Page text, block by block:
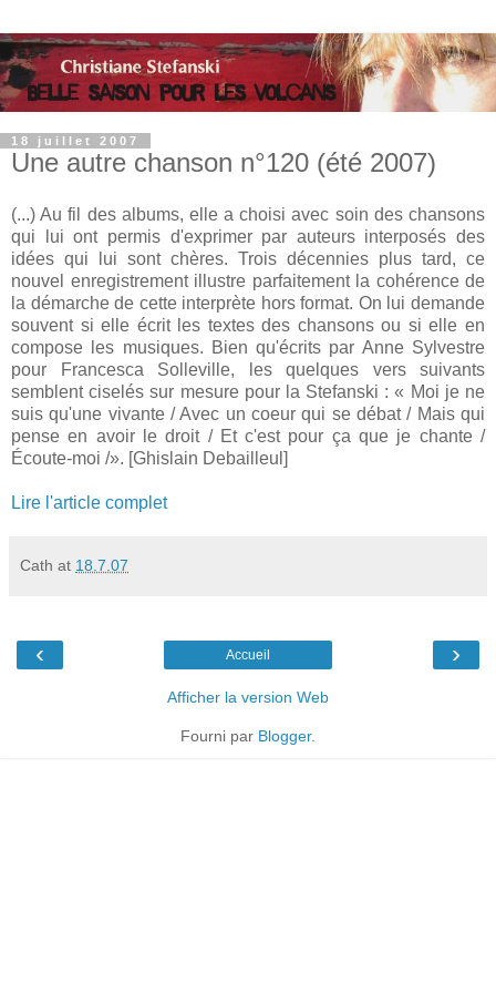
18 juillet 2007
Une autre chanson n°120 (été 2007)
(...) Au fil des albums, elle a choisi avec soin des chansons
qui lui ont permis d'exprimer par auteurs interposés des
idées qui lui sont chères. Trois décennies plus tard, ce
nouvel enregistrement illustre parfaitement la cohérence de
la démarche de cette interprète hors format. On lui demande
souvent si elle écrit les textes des chansons ou si elle en
compose les musiques. Bien qu'écrits par Anne Sylvestre
pour Francesca Solleville, les quelques vers suivants
semblent ciselés sur mesure pour la Stefanski : « Moi je ne
suis qu'une vivante / Avec un coeur qui se débat / Mais qui
pense en avoir le droit / Et c'est pour ça que je chante /
Écoute-moi /». [Ghislain Debailleul]
Lire l'article complet
Cath at 18.7.07
‹ ›
Accueil
Afficher la version Web
Fourni par Blogger.